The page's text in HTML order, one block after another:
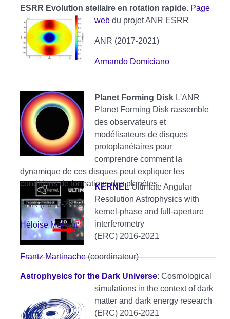
ESRR Evolution stellaire en rotation rapide. Page
web du projet ANR ESRR
ANR (2017-2021)
Armando Domiciano
Planet Forming Disk L'ANR
Planet Forming Disk rassemble
des observateurs et
modélisateurs de disques
protoplanétaires pour
comprendre comment la
dynamique de ces disques peut expliquer les
conditions de formations des planètes
ANR (2016-2020)
Héloise Méheut
KERNEL Ultimate Angular
Resolution Astrophysics with
kernel-phase and full-aperture
interferometry
(ERC) 2016-2021
Frantz Martinache(coordinateur)
Astrophysics for the Dark Universe: Cosmological
simulations in the context of dark
matter and dark energy research
(ERC) 2016-2021